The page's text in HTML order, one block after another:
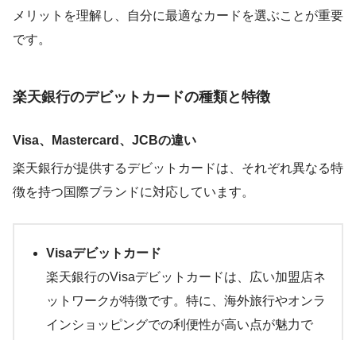
メリットを理解し、自分に最適なカードを選ぶことが重要
です。
楽天銀行のデビットカードの種類と特徴
Visa、Mastercard、JCBの違い
楽天銀行が提供するデビットカードは、それぞれ異なる特
徴を持つ国際ブランドに対応しています。
Visaデビットカード
楽天銀行のVisaデビットカードは、広い加盟店ネ
ットワークが特徴です。特に、海外旅行やオンラ
インショッピングでの利便性が高い点が魅力で